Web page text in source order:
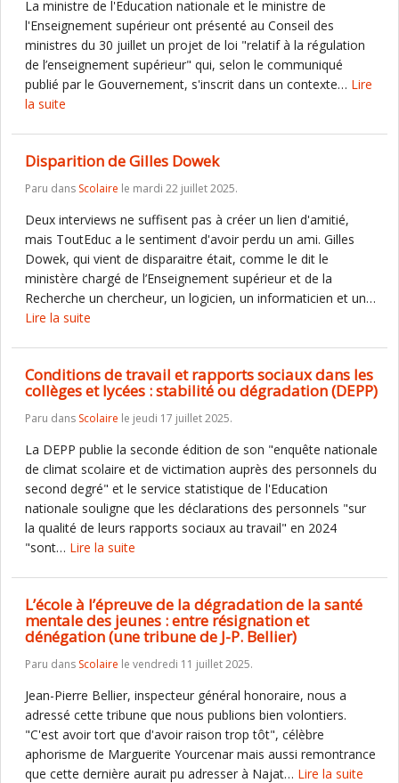
La ministre de l'Education nationale et le ministre de
l'Enseignement supérieur ont présenté au Conseil des
ministres du 30 juillet un projet de loi "relatif à la régulation
de l’enseignement supérieur" qui, selon le communiqué
publié par le Gouvernement, s'inscrit dans un contexte… Lire
la suite
Disparition de Gilles Dowek
Paru dans Scolaire le mardi 22 juillet 2025.
Deux interviews ne suffisent pas à créer un lien d'amitié,
mais ToutEduc a le sentiment d'avoir perdu un ami. Gilles
Dowek, qui vient de disparaitre était, comme le dit le
ministère chargé de l’Enseignement supérieur et de la
Recherche un chercheur, un logicien, un informaticien et un…
Lire la suite
Conditions de travail et rapports sociaux dans les
collèges et lycées : stabilité ou dégradation (DEPP)
Paru dans Scolaire le jeudi 17 juillet 2025.
La DEPP publie la seconde édition de son "enquête nationale
de climat scolaire et de victimation auprès des personnels du
second degré" et le service statistique de l'Education
nationale souligne que les déclarations des personnels "sur
la qualité de leurs rapports sociaux au travail" en 2024
"sont… Lire la suite
L’école à l’épreuve de la dégradation de la santé
mentale des jeunes : entre résignation et
dénégation (une tribune de J-P. Bellier)
Paru dans Scolaire le vendredi 11 juillet 2025.
Jean-Pierre Bellier, inspecteur général honoraire, nous a
adressé cette tribune que nous publions bien volontiers.
"C'est avoir tort que d'avoir raison trop tôt", célèbre
aphorisme de Marguerite Yourcenar mais aussi remontrance
que cette dernière aurait pu adresser à Najat… Lire la suite